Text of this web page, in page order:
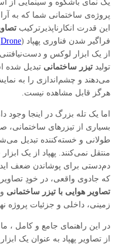
یک نمای باشکوه و سینمایی از
پروژه‌ی ساختمانی شما که به
این قدرت انکارناپذیرترکیب
فراگیر شدن فناوری پهپاد (Drone
از یک ابزار لوکس و
تولید تیزر ساختمانی تبدیل شده
می‌دهند و چشم‌اندازی را به
هرگز قابل مشاهده نیست.
اما یک تله بزرگ در اینجا وجود
بسیاری از تیزرهای ساختمانی،
طولانی و خسته‌کننده تبدیل
منتقل نمی‌کنند. پهپاد از یک
دم‌دستی برای پوشاندن ضعف
که جادوی واقعی، در خودِ
تصاویر هوایی با تیزر ساختمانی
زمینی، داخلی و جزئیات پروژه
در این راهنمای جامع و کامل ،
از تصاویر پهپاد به عنوان یک